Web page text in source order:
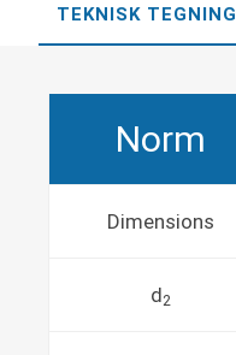
TEKNISK TEGNING
Norm
Dimensions
d2